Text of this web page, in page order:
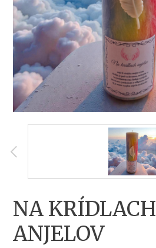
NA KRÍDLACH
ANJELOV